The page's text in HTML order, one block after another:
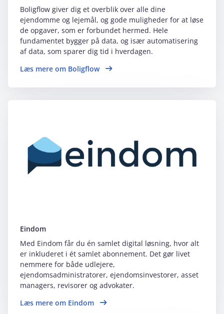
Boligflow giver dig et overblik over alle dine
ejendomme og lejemål, og gode muligheder for at løse
de opgaver, som er forbundet hermed. Hele
fundamentet bygger på data, og især automatisering
af data, som sparer dig tid i hverdagen.
Læs mere om Boligflow
Eindom
Med Eindom får du én samlet digital løsning, hvor alt
er inkluderet i ét samlet abonnement. Det gør livet
nemmere for både udlejere,
ejendomsadministratorer, ejendomsinvestorer, asset
managers, revisorer og advokater.
Læs mere om Eindom